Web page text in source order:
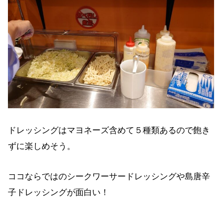
ドレッシングはマヨネーズ含めて５種類あるので飽き
ずに楽しめそう。
ココならではのシークワーサードレッシングや島唐辛
子ドレッシングが面白い！